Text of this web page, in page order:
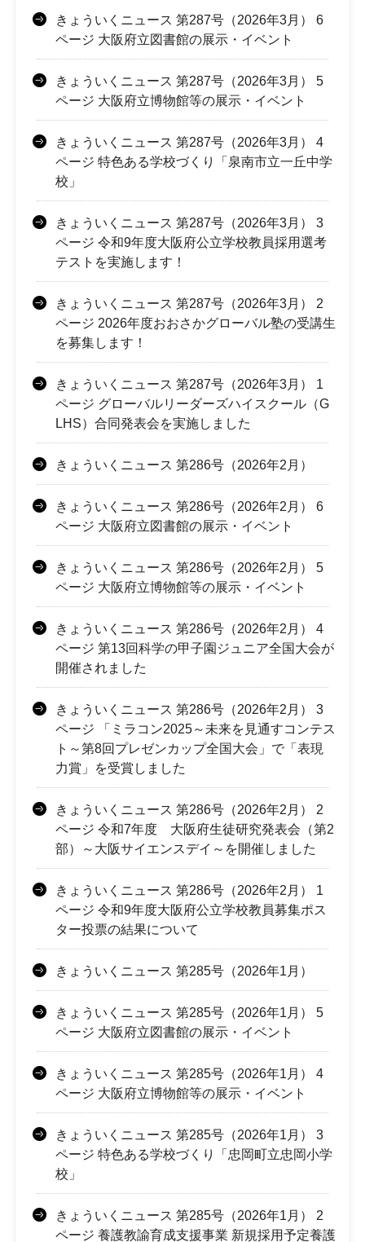
きょういくニュース 第287号（2026年3月） 6
ページ 大阪府立図書館の展示・イベント
きょういくニュース 第287号（2026年3月） 5
ページ 大阪府立博物館等の展示・イベント
きょういくニュース 第287号（2026年3月） 4
ページ 特色ある学校づくり「泉南市立一丘中学
校」
きょういくニュース 第287号（2026年3月） 3
ページ 令和9年度大阪府公立学校教員採用選考
テストを実施します！
きょういくニュース 第287号（2026年3月） 2
ページ 2026年度おおさかグローバル塾の受講生
を募集します！
きょういくニュース 第287号（2026年3月） 1
ページ グローバルリーダーズハイスクール（G
LHS）合同発表会を実施しました
きょういくニュース 第286号（2026年2月）
きょういくニュース 第286号（2026年2月） 6
ページ 大阪府立図書館の展示・イベント
きょういくニュース 第286号（2026年2月） 5
ページ 大阪府立博物館等の展示・イベント
きょういくニュース 第286号（2026年2月） 4
ページ 第13回科学の甲子園ジュニア全国大会が
開催されました
きょういくニュース 第286号（2026年2月） 3
ページ 「ミラコン2025～未来を見通すコンテス
ト～第8回プレゼンカップ全国大会」で「表現
力賞」を受賞しました
きょういくニュース 第286号（2026年2月） 2
ページ 令和7年度 大阪府生徒研究発表会（第2
部）～大阪サイエンスデイ～を開催しました
きょういくニュース 第286号（2026年2月） 1
ページ 令和9年度大阪府公立学校教員募集ポス
ター投票の結果について
きょういくニュース 第285号（2026年1月）
きょういくニュース 第285号（2026年1月） 5
ページ 大阪府立図書館の展示・イベント
きょういくニュース 第285号（2026年1月） 4
ページ 大阪府立博物館等の展示・イベント
きょういくニュース 第285号（2026年1月） 3
ページ 特色ある学校づくり「忠岡町立忠岡小学
校」
きょういくニュース 第285号（2026年1月） 2
ページ 養護教諭育成支援事業 新規採用予定養護